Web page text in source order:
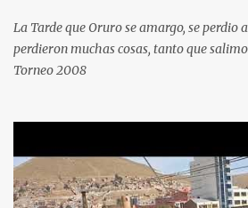
La Tarde que Oruro se amargo, se perdio
perdieron muchas cosas, tanto que
Torneo 2008